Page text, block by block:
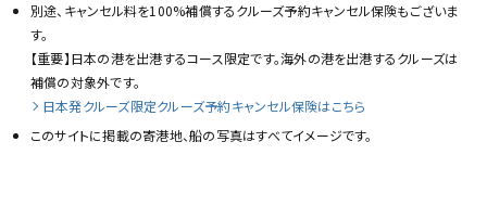
別途、キャンセル料を100%補償するクルーズ予約キャンセル保険もございま
す。
【重要】日本の港を出港するコース限定です。海外の港を出港するクルーズは
補償の対象外です。
日本発クルーズ限定クルーズ予約キャンセル保険はこちら
このサイトに掲載の寄港地、船の写真はすべてイメージです。